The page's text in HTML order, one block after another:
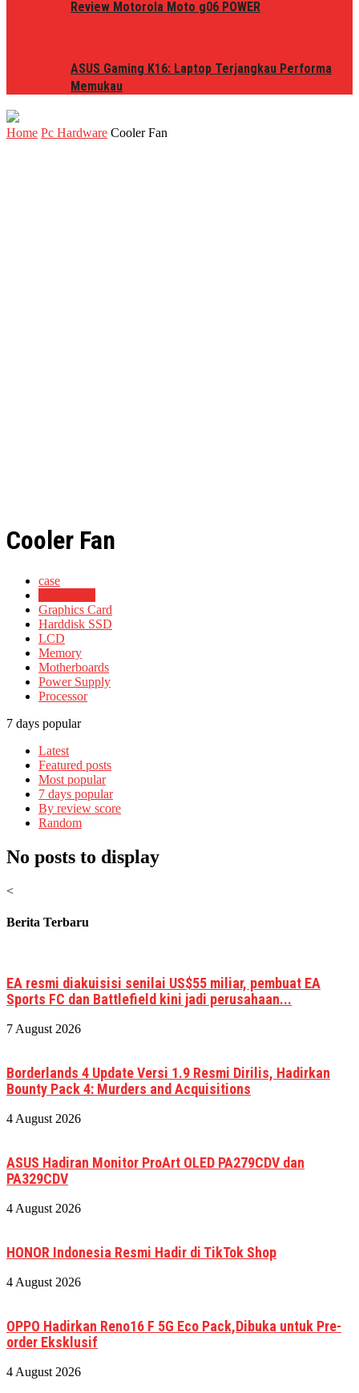
Review Motorola Moto g06 POWER
ASUS Gaming K16: Laptop Terjangkau Performa
Memukau
Home Pc Hardware Cooler Fan
Cooler Fan
case
Graphics Card
Harddisk SSD
LCD
Memory
Motherboards
Power Supply
Processor
7 days popular
Latest
Featured posts
Most popular
7 days popular
By review score
Random
No posts to display
<
Berita Terbaru
EA resmi diakuisisi senilai US$55 miliar, pembuat EA
Sports FC dan Battlefield kini jadi perusahaan...
7 August 2026
Borderlands 4 Update Versi 1.9 Resmi Dirilis, Hadirkan
Bounty Pack 4: Murders and Acquisitions
4 August 2026
ASUS Hadiran Monitor ProArt OLED PA279CDV dan
PA329CDV
4 August 2026
HONOR Indonesia Resmi Hadir di TikTok Shop
4 August 2026
OPPO Hadirkan Reno16 F 5G Eco Pack,Dibuka untuk Pre-
order Eksklusif
4 August 2026